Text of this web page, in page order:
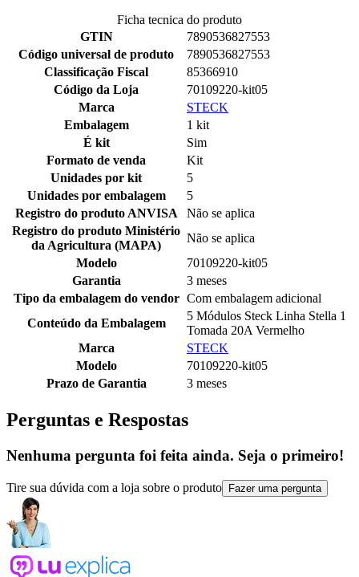
Ficha tecnica do produto
GTIN
7890536827553
Código universal de produto
7890536827553
Classificação Fiscal
85366910
Código da Loja
70109220-kit05
Marca
STECK
Embalagem
1 kit
É kit
Sim
Formato de venda
Kit
Unidades por kit
5
Unidades por embalagem
5
Registro do produto ANVISA
Não se aplica
Registro do produto Ministério
da Agricultura (MAPA)
Não se aplica
Modelo
70109220-kit05
Garantia
3 meses
Tipo da embalagem do vendor Com embalagem adicional
Conteúdo da Embalagem
5 Módulos Steck Linha Stella 1
Tomada 20A Vermelho
Marca
STECK
Modelo
70109220-kit05
Prazo de Garantia
3 meses
Perguntas e Respostas
Nenhuma pergunta foi feita ainda. Seja o primeiro!
Tire sua dúvida com a loja sobre o produto Fazer uma pergunta